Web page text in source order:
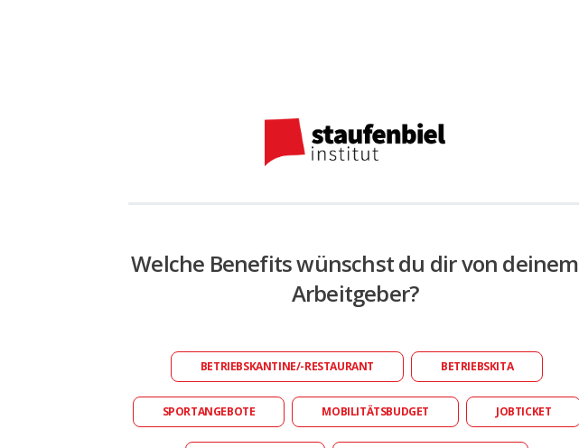
Welche Benefits wünschst du dir von deinem
Arbeitgeber?
BETRIEBSKANTINE/-RESTAURANT BETRIEBSKITA
SPORTANGEBOTE MOBILITÄTSBUDGET JOBTICKET